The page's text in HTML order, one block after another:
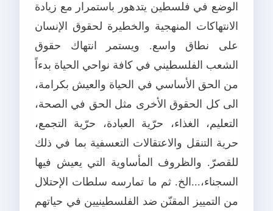
الوضع في فلسطين يتدهور باستمرار مع زيادة
الانتهاكات المنهجية والخطيرة لحقوق الإنسان
على نطاق واسع. ويستمر انتهاك حقوق
الشعب الفلسطيني في كافة نواحي الحياة بدءاً
من الحق الأساسي في الحياة والعيش بكرامة،
الى كل الحقوق الأخرى مثل الحق في الصحة،
التعليم، الغذاء، حرّية العبادة، حرّية التجمع،
حرية التنقل والاعتقالات التعسفية بما في ذلك
للقصرّ. والظروف المأساوية التي يعيش فيها
السجناء،...الخ. ثم ما تمارسه سلطات الإحتلال
من التمييز المقنّن ضد الفلسطينيين في حياتهم